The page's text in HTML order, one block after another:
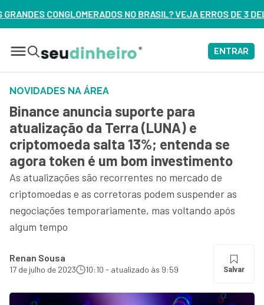
BRASIL? VEJA ERROS DE 3 DELES – ASSISTA AGORA
ENTRAR
NOVIDADES NA ÁREA
Binance anuncia suporte para
atualização da Terra (LUNA) e
criptomoeda salta 13%; entenda se
agora token é um bom investimento
As atualizações são recorrentes no mercado de
criptomoedas e as corretoras podem suspender as
negociações temporariamente, mas voltando após
algum tempo
Renan Sousa
17 de julho de 2023 10:10 - atualizado às 9:59 Salvar